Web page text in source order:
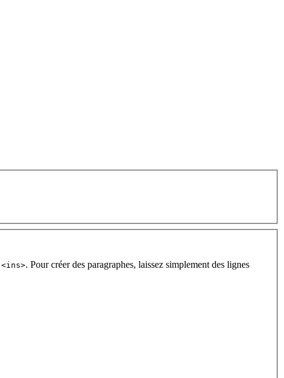
<ins>. Pour créer des paragraphes, laissez simplement des lignes